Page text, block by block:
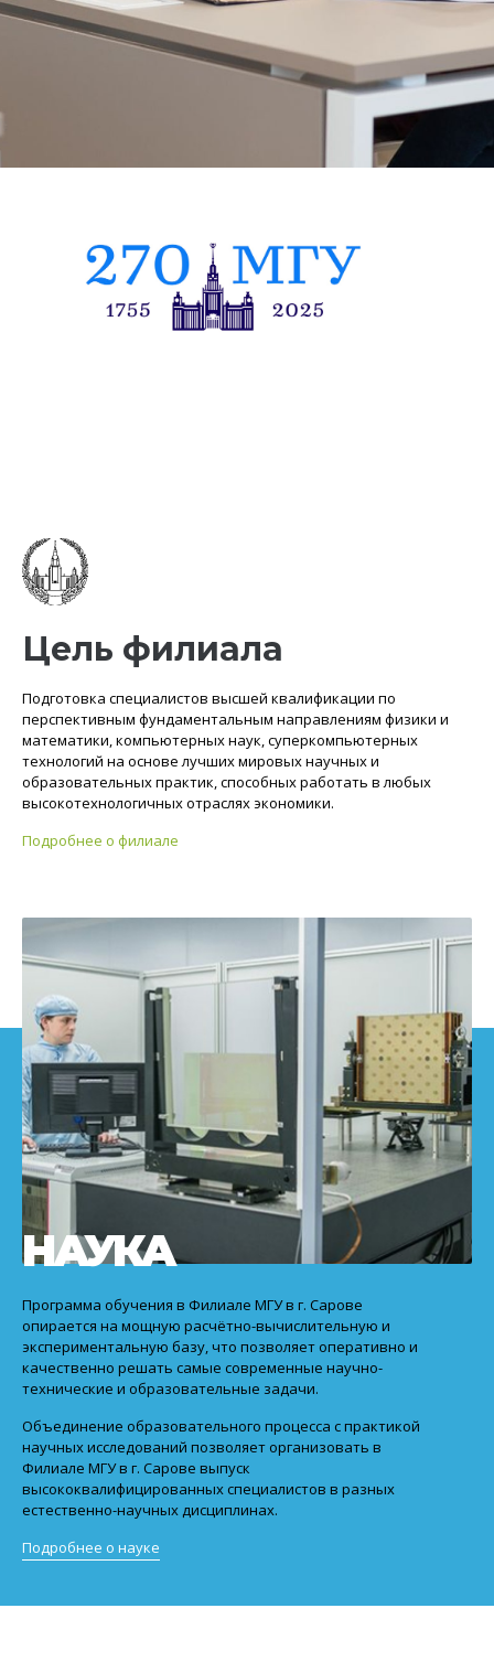
Цель филиала
Подготовка специалистов высшей квалификации по
перспективным фундаментальным направлениям физики и
математики, компьютерных наук, суперкомпьютерных
технологий на основе лучших мировых научных и
образовательных практик, способных работать в любых
высокотехнологичных отраслях экономики.
Подробнее о филиале
НАУКА
Программа обучения в Филиале МГУ в г. Сарове
опирается на мощную расчётно-вычислительную и
экспериментальную базу, что позволяет оперативно и
качественно решать самые современные научно-
технические и образовательные задачи.
Объединение образовательного процесса с практикой
научных исследований позволяет организовать в
Филиале МГУ в г. Сарове выпуск
высококвалифицированных специалистов в разных
естественно-научных дисциплинах.
Подробнее о науке